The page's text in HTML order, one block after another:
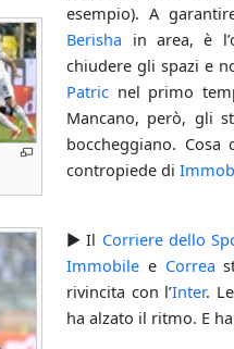
esempio). A
Berisha in area, è
chiudere gli spazi e
Patric nel primo
Mancano, però, gli
boccheggiano.
contropiede di
► Il Corriere dello
Immobile e Correa
rivincita con l’Inter.
ha alzato il ritmo. E